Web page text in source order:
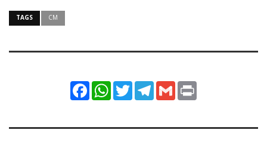
TAGS CM
FacebookWhatsApp
TwitterTelegram
Gmail